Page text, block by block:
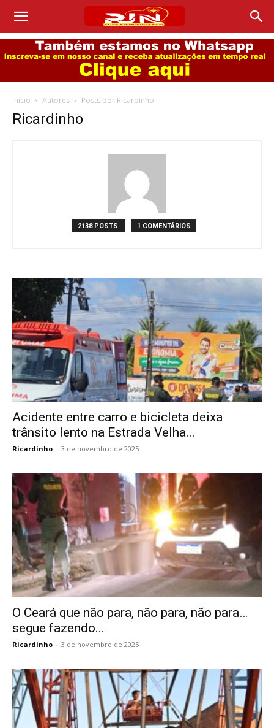
Início Autores Posts por Ricardinho
Ricardinho
2138 POSTS 1 COMENTÁRIOS
Acidente entre carro e bicicleta deixa
trânsito lento na Estrada Velha...
Ricardinho - 3 de novembro de 2025
O Ceará que não para, não para, não para…
segue fazendo...
Ricardinho - 3 de novembro de 2025